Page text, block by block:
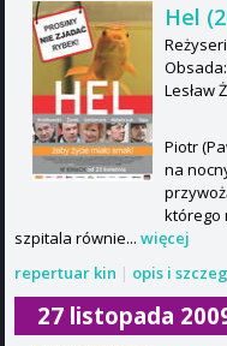
Hel
Lesław
Piotr
na
którego
szpitala równie... więcej
repertuar kin | opis i
27 listopada